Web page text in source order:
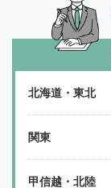
北海道・東北
関東
甲信越・北陸